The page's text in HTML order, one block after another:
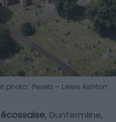
photo : Pexels – Lewis Ashton
, Dunfermline,